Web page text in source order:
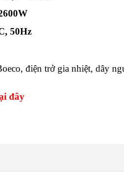
50Hz
điện trở gia nhiệt, dây
đây